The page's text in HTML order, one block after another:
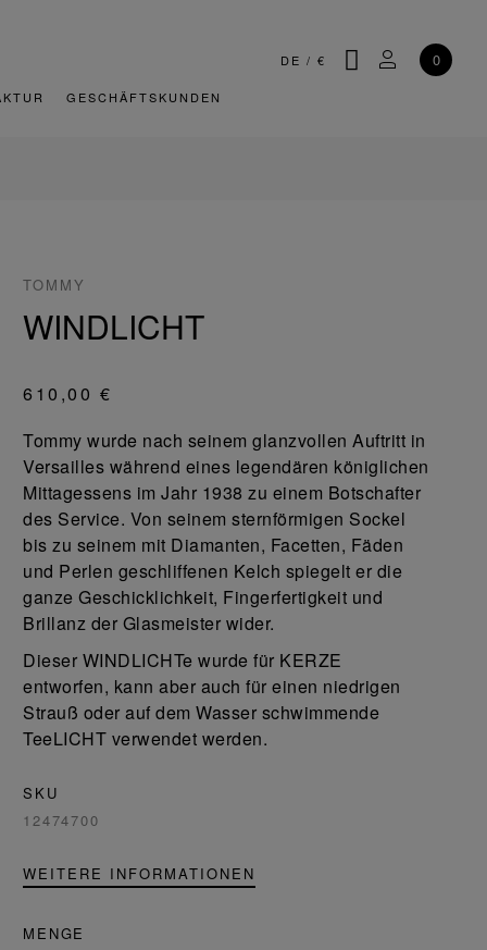
DE / € SUCHEMEIN
0
GESCHÄFTSKUNDEN
TOMMY
WINDLICHT
610,00 €
Tommy wurde nach seinem glanzvollen Auftritt in
Versailles während eines legendären königlichen
Mittagessens im Jahr 1938 zu einem Botschafter
des Service. Von seinem sternförmigen Sockel
bis zu seinem mit Diamanten, Facetten, Fäden
und Perlen geschliffenen Kelch spiegelt er die
ganze Geschicklichkeit, Fingerfertigkeit und
Brillanz der Glasmeister wider.
Dieser WINDLICHTe wurde für KERZE
entworfen, kann aber auch für einen niedrigen
Strauß oder auf dem Wasser schwimmende
TeeLICHT verwendet werden.
SKU
12474700
WEITERE INFORMATIONEN
MENGE